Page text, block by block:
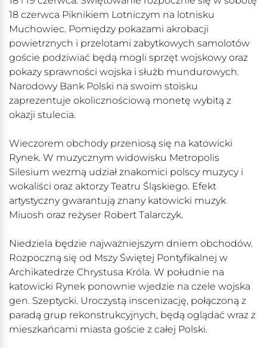
18 czerwca Piknikiem Lotniczym na lotnisku
Muchowiec. Pomiędzy pokazami akrobacji
powietrznych i przelotami zabytkowych samolotów
goście podziwiać będą mogli sprzęt wojskowy oraz
pokazy sprawności wojska i służb mundurowych.
Narodowy Bank Polski na swoim stoisku
zaprezentuje okolicznościową monetę wybitą z
okazji stulecia.
Wieczorem obchody przeniosą się na katowicki
Rynek. W muzycznym widowisku Metropolis
Silesium wezmą udział znakomici polscy muzycy i
wokaliści oraz aktorzy Teatru Śląskiego. Efekt
artystyczny gwarantują znany katowicki muzyk
Miuosh oraz reżyser Robert Talarczyk.
Niedziela będzie najważniejszym dniem obchodów.
Rozpoczną się od Mszy Świętej Pontyfikalnej w
Archikatedrze Chrystusa Króla. W południe na
katowicki Rynek ponownie wjedzie na czele wojska
gen. Szeptycki. Uroczystą inscenizację, połączoną z
paradą grup rekonstrukcyjnych, będą oglądać wraz z
mieszkańcami miasta goście z całej Polski.